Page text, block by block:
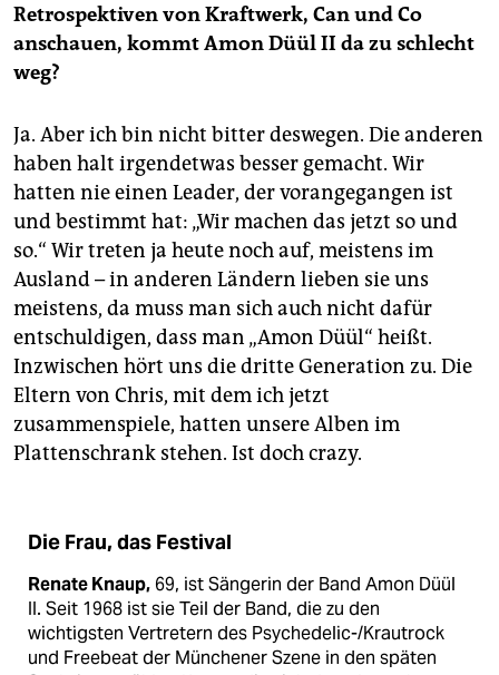
Retrospektiven von Kraftwerk, Can und Co
anschauen, kommt Amon Düül II da zu schlecht
weg?
Ja. Aber ich bin nicht bitter deswegen. Die anderen
haben halt irgendetwas besser gemacht. Wir
hatten nie einen Leader, der vorangegangen ist
und bestimmt hat: „Wir machen das jetzt so und
so.“ Wir treten ja heute noch auf, meistens im
Ausland – in anderen Ländern lieben sie uns
meistens, da muss man sich auch nicht dafür
entschuldigen, dass man „Amon Düül“ heißt.
Inzwischen hört uns die dritte Generation zu. Die
Eltern von Chris, mit dem ich jetzt
zusammenspiele, hatten unsere Alben im
Plattenschrank stehen. Ist doch crazy.
Die Frau, das Festival
Renate Knaup, 69, ist Sängerin der Band Amon Düül
II. Seit 1968 ist sie Teil der Band, die zu den
wichtigsten Vertretern des Psychedelic-/Krautrock
und Freebeat der Münchener Szene in den späten